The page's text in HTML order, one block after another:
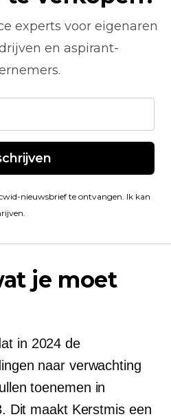
experts voor eigenaren
en aspirant-
nieuwsbrief te ontvangen. Ik kan
je moet
in 2024 de
naar verwachting
toenemen in
Dit maakt Kerstmis een